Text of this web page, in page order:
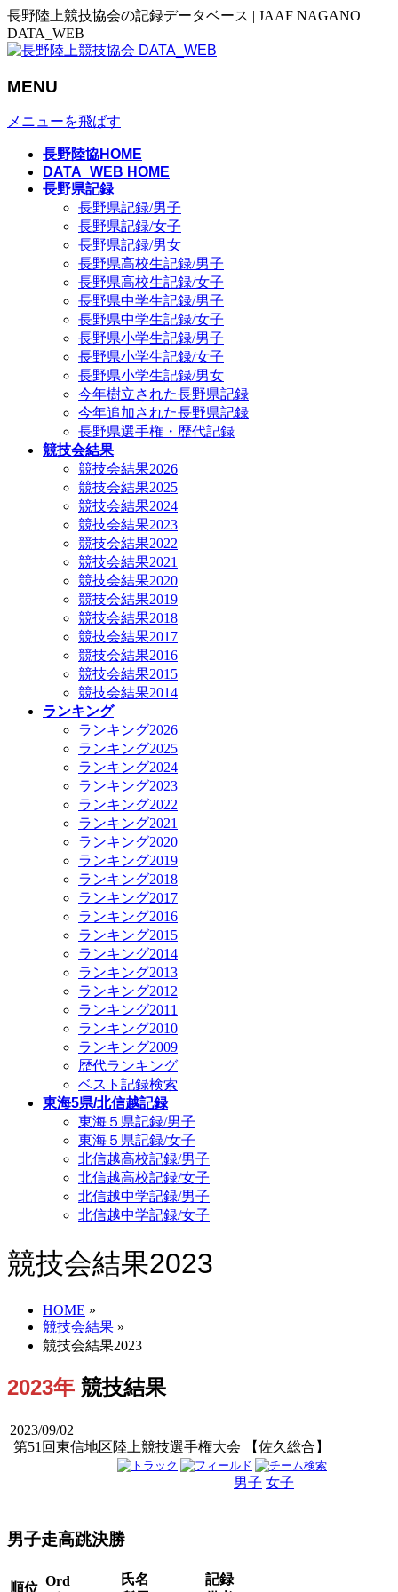
長野陸上競技協会の記録データベース | JAAF NAGANO
DATA_WEB
MENU
メニューを飛ばす
長野陸協HOME
DATA_WEB HOME
長野県記録
長野県記録/男子
長野県記録/女子
長野県記録/男女
長野県高校生記録/男子
長野県高校生記録/女子
長野県中学生記録/男子
長野県中学生記録/女子
長野県小学生記録/男子
長野県小学生記録/女子
長野県小学生記録/男女
今年樹立された長野県記録
今年追加された長野県記録
長野県選手権・歴代記録
競技会結果
競技会結果2026
競技会結果2025
競技会結果2024
競技会結果2023
競技会結果2022
競技会結果2021
競技会結果2020
競技会結果2019
競技会結果2018
競技会結果2017
競技会結果2016
競技会結果2015
競技会結果2014
ランキング
ランキング2026
ランキング2025
ランキング2024
ランキング2023
ランキング2022
ランキング2021
ランキング2020
ランキング2019
ランキング2018
ランキング2017
ランキング2016
ランキング2015
ランキング2014
ランキング2013
ランキング2012
ランキング2011
ランキング2010
ランキング2009
歴代ランキング
ベスト記録検索
東海5県/北信越記録
東海５県記録/男子
東海５県記録/女子
北信越高校記録/男子
北信越高校記録/女子
北信越中学記録/男子
北信越中学記録/女子
競技会結果2023
HOME »
競技会結果 »
競技会結果2023
2023年 競技結果
2023/09/02
第51回東信地区陸上競技選手権大会 【佐久総合】
男子 女子
男子走高跳決勝
順位 Ord
氏名
記録